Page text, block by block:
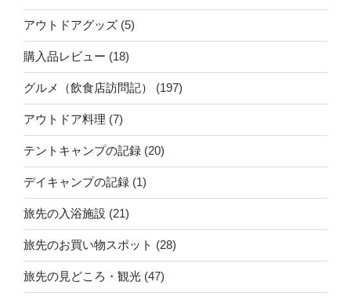
アウトドアグッズ (5)
購入品レビュー (18)
グルメ（飲食店訪問記） (197)
アウトドア料理 (7)
テントキャンプの記録 (20)
デイキャンプの記録 (1)
旅先の入浴施設 (21)
旅先のお買い物スポット (28)
旅先の見どころ・観光 (47)